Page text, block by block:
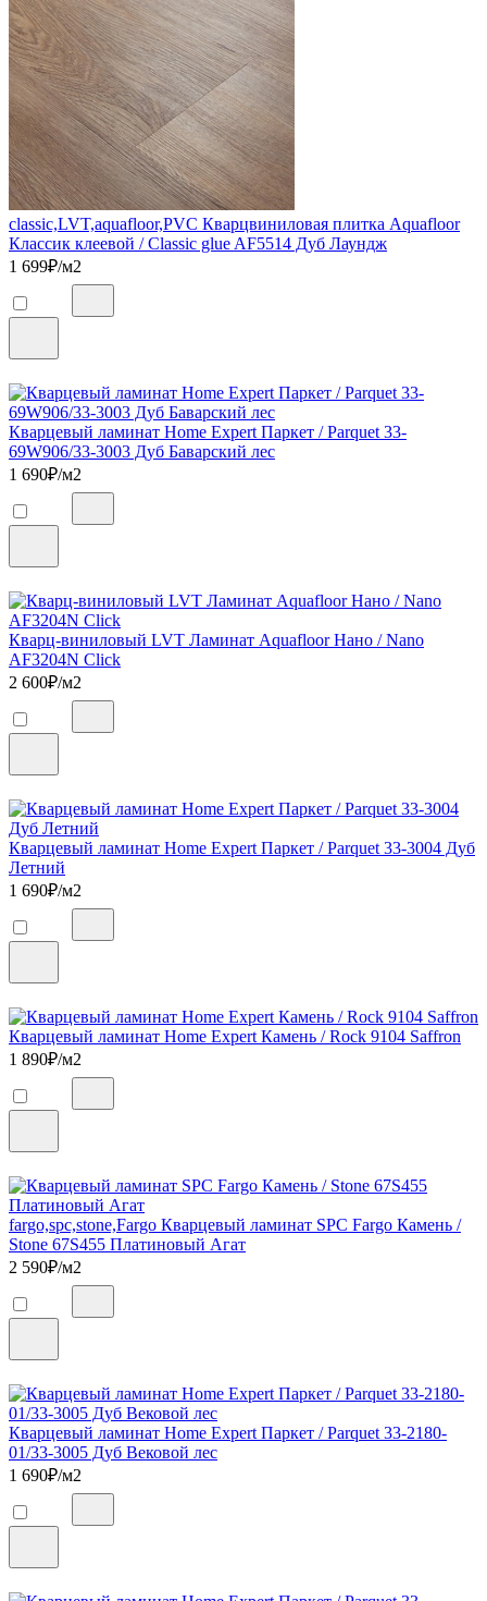
classic,LVT,aquafloor,PVC Кварцвиниловая плитка Aquafloor
Классик клеевой / Classic glue AF5514 Дуб Лаундж
1 699₽/м2
Кварцевый ламинат Home Expert Паркет / Parquet 33-
69W906/33-3003 Дуб Баварский лес
1 690₽/м2
Кварц-виниловый LVT Ламинат Aquafloor Нано / Nano
AF3204N Click
2 600₽/м2
Кварцевый ламинат Home Expert Паркет / Parquet 33-3004 Дуб
Летний
1 690₽/м2
Кварцевый ламинат Home Expert Камень / Rock 9104 Saffron
1 890₽/м2
fargo,spc,stone,Fargo Кварцевый ламинат SPC Fargo Камень /
Stone 67S455 Платиновый Агат
2 590₽/м2
Кварцевый ламинат Home Expert Паркет / Parquet 33-2180-
01/33-3005 Дуб Вековой лес
1 690₽/м2